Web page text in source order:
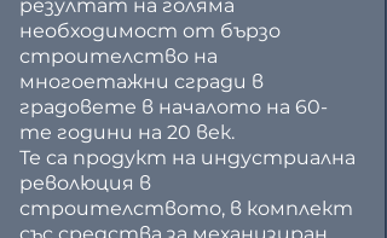
резултат на голяма
необходимост от бързо
строителство на
многоетажни сгради в
градовете в началото на 60-
те години на 20 век.
Те са продукт на индустриална
революция в
строителството, в комплект